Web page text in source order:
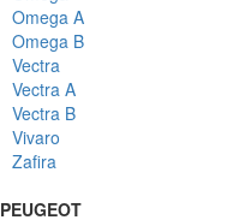
Omega A
Omega B
Vectra
Vectra A
Vectra B
Vivaro
Zafira
PEUGEOT